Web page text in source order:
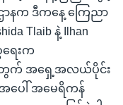
ာနက ဒီကနေ့ ကြေညာ
Tlaib နဲ့ Ilhan
ရေးက
တွက် အရှေ့အလယ်ပိုင်း
ပေါ် အမေရိကန်